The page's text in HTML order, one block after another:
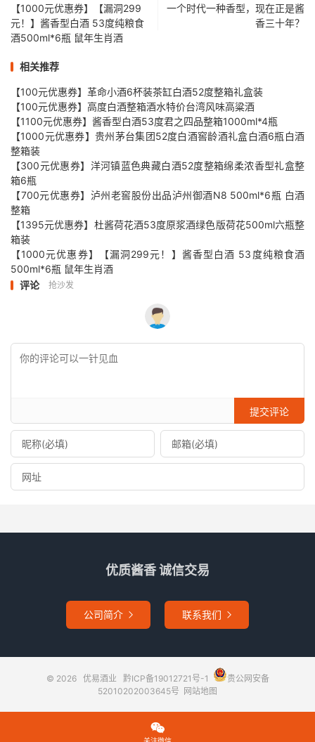
【1000元优惠券】【漏洞299
元！】酱香型白酒 53度纯粮食
酒500ml*6瓶 鼠年生肖酒
一个时代一种香型，现在正是酱
香三十年？
相关推荐
【100元优惠券】革命小酒6杯装茶缸白酒52度整箱礼盒装
【100元优惠券】高度白酒整箱酒水特价台湾风味高粱酒
【1100元优惠券】酱香型白酒53度君之四品整箱1000ml*4瓶
【1000元优惠券】贵州茅台集团52度白酒窖龄酒礼盒白酒6瓶白酒
整箱装
【300元优惠券】洋河镇蓝色典藏白酒52度整箱绵柔浓香型礼盒整
箱6瓶
【700元优惠券】泸州老窖股份出品泸州御酒N8 500ml*6瓶 白酒
整箱
【1395元优惠券】杜酱荷花酒53度原浆酒绿色版荷花500ml六瓶整
箱装
【1000元优惠券】【漏洞299元！】酱香型白酒 53度纯粮食酒
500ml*6瓶 鼠年生肖酒
评论
抢沙发
提交评论
优质酱香 诚信交易
公司简介  联系我们 
© 2026 优易酒业 黔ICP备19012721号-1
贵公网安备
52010202003645号 网站地图
